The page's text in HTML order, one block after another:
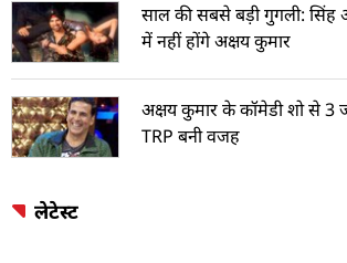
साल की सबसे बड़ी गुगली:
में नहीं होंगे अक्षय कुमार
अक्षय कुमार के कॉमेडी शो से 3
TRP बनी वजह
लेटेस्ट